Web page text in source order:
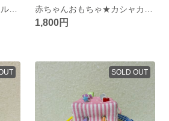
優しい布ボール★オーボール★ベビーおもちゃ★タグ
1,800円
SOLD OUT